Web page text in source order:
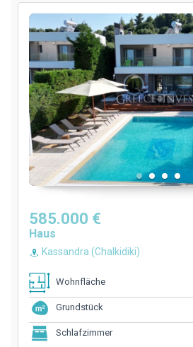
585.000 €
Haus
Kassandra (Chalkidiki)
Wohnfläche
Grundstück
Schlafzimmer